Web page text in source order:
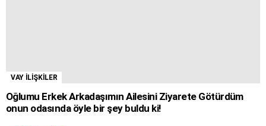
VAY İLİŞKİLER
Oğlumu Erkek Arkadaşımın Ailesini Ziyarete Götürdüm
onun odasında öyle bir şey buldu ki!